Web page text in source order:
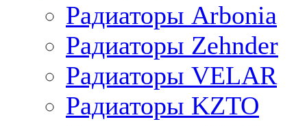
Радиаторы Arbonia
Радиаторы Zehnder
Радиаторы VELAR
Радиаторы KZTO